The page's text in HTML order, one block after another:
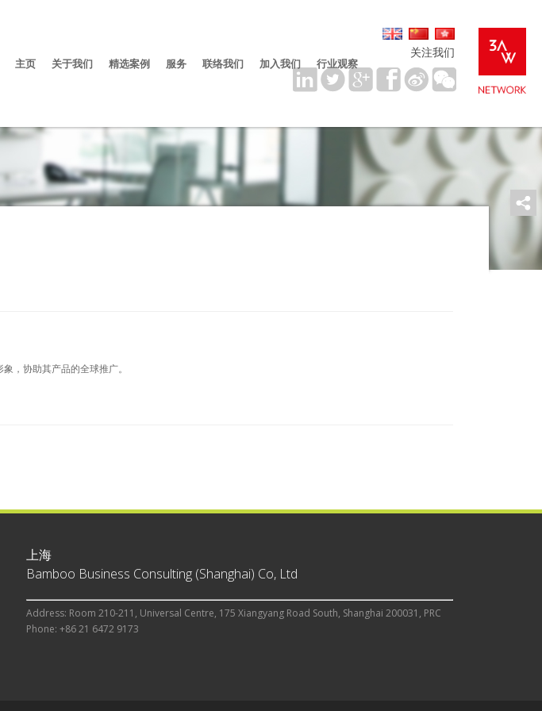
主页 关于我们 精选案例 服务 联络我们 加入我们 行业观察
关注我们
，协助其产品的全球推广。
上海
Bamboo Business Consulting (Shanghai) Co, Ltd
Address: Room 210-211, Universal Centre, 175 Xiangyang Road South, Shanghai 200031, PRC
Phone: +86 21 6472 9173